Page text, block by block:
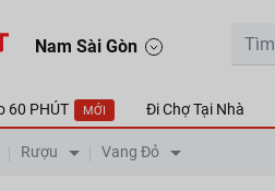
Nam Sài Gòn
60 PHÚT MỚI Đi Chợ Tại Nhà
Rượu Vang Đỏ